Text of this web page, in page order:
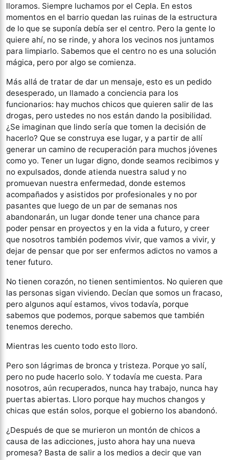
lloramos. Siempre luchamos por el Cepla. En estos
momentos en el barrio quedan las ruinas de la estructura
de lo que se suponía debía ser el centro. Pero la gente lo
quiere ahí, no se rinde, y ahora los vecinos nos juntamos
para limpiarlo. Sabemos que el centro no es una solución
mágica, pero por algo se comienza.
Más allá de tratar de dar un mensaje, esto es un pedido
desesperado, un llamado a conciencia para los
funcionarios: hay muchos chicos que quieren salir de las
drogas, pero ustedes no nos están dando la posibilidad.
¿Se imaginan que lindo sería que tomen la decisión de
hacerlo? Que se construya ese lugar, y a partir de allí
generar un camino de recuperación para muchos jóvenes
como yo. Tener un lugar digno, donde seamos recibimos y
no expulsados, donde atienda nuestra salud y no
promuevan nuestra enfermedad, donde estemos
acompañados y asistidos por profesionales y no por
pasantes que luego de un par de semanas nos
abandonarán, un lugar donde tener una chance para
poder pensar en proyectos y en la vida a futuro, y creer
que nosotros también podemos vivir, que vamos a vivir, y
dejar de pensar que por ser enfermos adictos no vamos a
tener futuro.
No tienen corazón, no tienen sentimientos. No quieren que
las personas sigan viviendo. Decían que somos un fracaso,
pero algunos aquí estamos, vivos todavía, porque
sabemos que podemos, porque sabemos que también
tenemos derecho.
Mientras les cuento todo esto lloro.
Pero son lágrimas de bronca y tristeza. Porque yo salí,
pero no pude hacerlo solo. Y todavía me cuesta. Para
nosotros, aún recuperados, nunca hay trabajo, nunca hay
puertas abiertas. Lloro porque hay muchos changos y
chicas que están solos, porque el gobierno los abandonó.
¿Después de que se murieron un montón de chicos a
causa de las adicciones, justo ahora hay una nueva
promesa? Basta de salir a los medios a decir que van